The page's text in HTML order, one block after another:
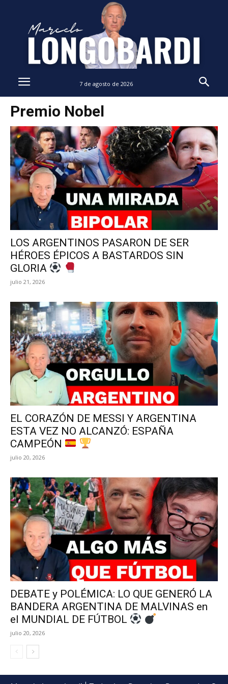
7 de agosto de 2026
Premio Nobel
LOS ARGENTINOS PASARON DE SER
HÉROES ÉPICOS A BASTARDOS SIN
GLORIA
julio 21, 2026
EL CORAZÓN DE MESSI Y ARGENTINA
ESTA VEZ NO ALCANZÓ: ESPAÑA
CAMPEÓN
julio 20, 2026
DEBATE y POLÉMICA: LO QUE GENERÓ LA
BANDERA ARGENTINA DE MALVINAS en
el MUNDIAL DE FÚTBOL
julio 20, 2026